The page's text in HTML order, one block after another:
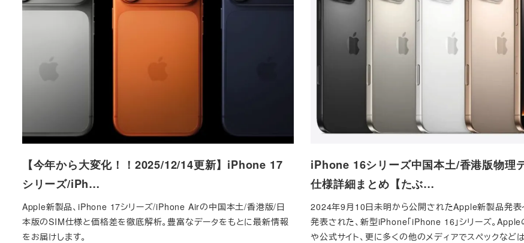
【今年から大変化！！2025/12/14更新】iPhone 17
シリーズ/iPh…
Apple新製品、iPhone 17シリーズ/iPhone Airの中国本土/香港版/日
本版のSIM仕様と価格差を徹底解析。豊富なデータをもとに最新情報
をお届けします。
iPhone 16シリーズ中国本土/香港版物理
仕様詳細まとめ【たぶ…
2024年9月10日未明から公開されたApple新製品発表
発表された、新型iPhone「iPhone 16」シリーズ。Apple
や公式サイト、更に多くの他のメディアでスペックなど